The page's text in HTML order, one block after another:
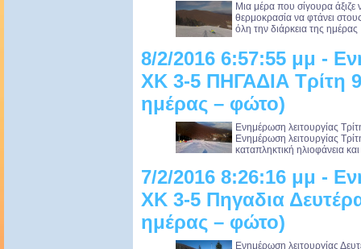
Μια μέρα που σίγουρα άξιζε
θερμοκρασία να φτάνει
όλη την διάρκεια της
8/2/2016 6:57:55 μμ -
XK 3-5 ΠΗΓΑΔΙΑ Τρίτη
ημέρας – φώτο)
Ενημέρωση λειτουργίας
Ενημέρωση λειτουργίας
καταπληκτική ηλιοφάνεια
7/2/2016 8:26:16 μμ -
ΧΚ 3-5 Πηγαδια
ημέρας – φώτο)
Ενημέρωση λειτουργίας